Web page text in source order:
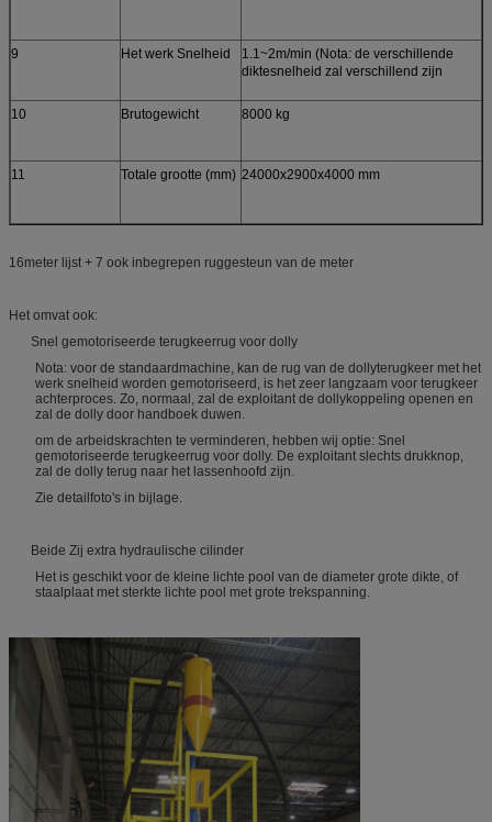
9 Het werk Snelheid
1.1~2m/min (Nota: de verschillende
diktesnelheid zal verschillend zijn
10 Brutogewicht 8000 kg
11 Totale grootte (mm) 24000x2900x4000 mm
16meter lijst + 7 ook inbegrepen ruggesteun van de meter
Het omvat ook:
Snel gemotoriseerde terugkeerrug voor dolly
Nota: voor de standaardmachine, kan de rug van de dollyterugkeer met het
werk snelheid worden gemotoriseerd, is het zeer langzaam voor terugkeer
achterproces. Zo, normaal, zal de exploitant de dollykoppeling openen en
zal de dolly door handboek duwen.
om de arbeidskrachten te verminderen, hebben wij optie: Snel
gemotoriseerde terugkeerrug voor dolly. De exploitant slechts drukknop,
zal de dolly terug naar het lassenhoofd zijn.
Zie detailfoto's in bijlage.
Beide Zij extra hydraulische cilinder
Het is geschikt voor de kleine lichte pool van de diameter grote dikte, of
staalplaat met sterkte lichte pool met grote trekspanning.